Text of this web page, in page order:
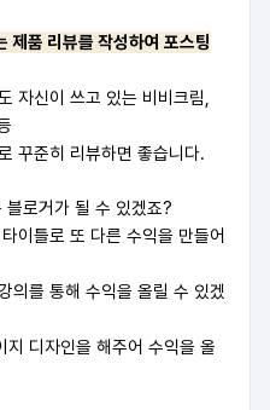
제품 리뷰를 작성하여 포스팅
자신이 쓰고 있는 비비크림,
꾸준히 리뷰하면 좋습니다.
로거가 될 수 있겠죠?
이틀로 또 다른 수익을 만들어
의를 통해 수익을 올릴 수 있겠
지 디자인을 해주어 수익을 올